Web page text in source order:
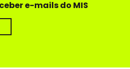
e-mails do MIS